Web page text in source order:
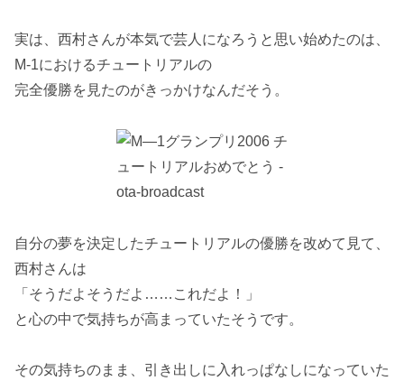
実は、西村さんが本気で芸人になろうと思い始めたのは、
M-1におけるチュートリアルの
完全優勝を見たのがきっかけなんだそう。
自分の夢を決定したチュートリアルの優勝を改めて見て、
西村さんは
「そうだよそうだよ……これだよ！」
と心の中で気持ちが高まっていたそうです。
その気持ちのまま、引き出しに入れっぱなしになっていた